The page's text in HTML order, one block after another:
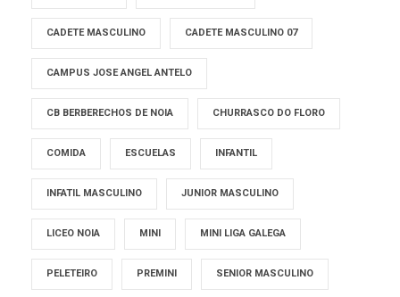
CADETE MASCULINO CADETE MASCULINO 07
CAMPUS JOSE ANGEL ANTELO
CB BERBERECHOS DE NOIA CHURRASCO DO FLORO
COMIDA ESCUELAS INFANTIL
INFATIL MASCULINO JUNIOR MASCULINO
LICEO NOIA MINI MINI LIGA GALEGA
PELETEIRO PREMINI SENIOR MASCULINO